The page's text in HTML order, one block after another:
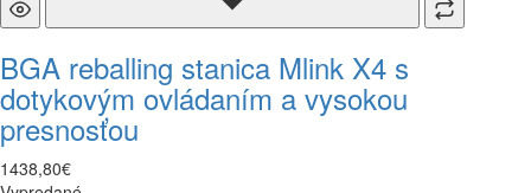
BGA reballing stanica Mlink X4 s
dotykovým ovládaním a vysokou
presnosťou
1438,80€